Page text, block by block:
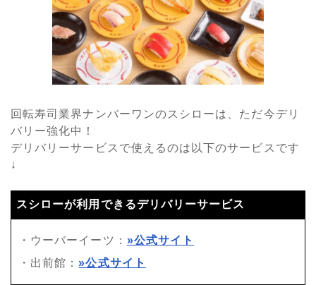
回転寿司業界ナンバーワンのスシローは、ただ今デリ
バリー強化中！
デリバリーサービスで使えるのは以下のサービスです
↓
スシローが利用できるデリバリーサービス
・ウーバーイーツ： »公式サイト
・出前館：»公式サイト